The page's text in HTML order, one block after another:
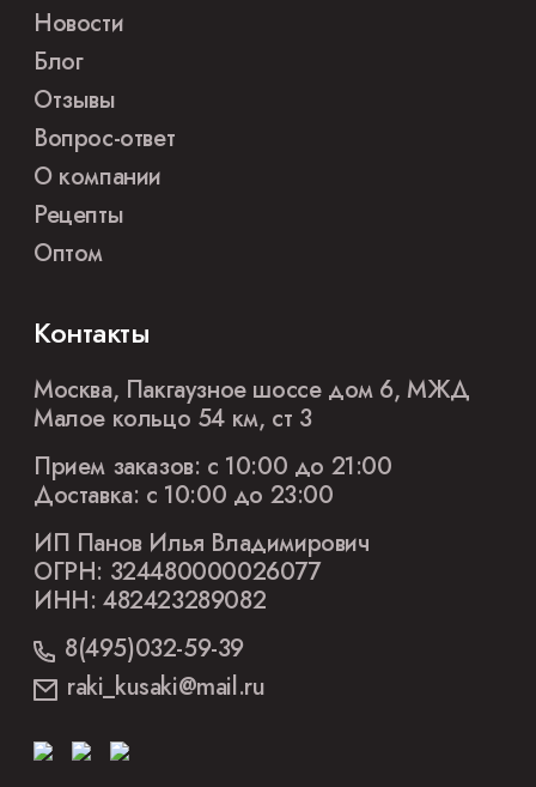
Новости
Блог
Отзывы
Вопрос-ответ
О компании
Рецепты
Оптом
Контакты
Москва, Пакгаузное шоссе дом 6, МЖД
Малое кольцо 54 км, ст 3
Прием заказов: с 10:00 до 21:00
Доставка: с 10:00 до 23:00
ИП Панов Илья Владимирович
ОГРН: 324480000026077
ИНН: 482423289082
8(495)032-59-39
raki_kusaki@mail.ru